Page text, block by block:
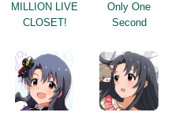
MILLION LIVE
CLOSET!
Only One
Second